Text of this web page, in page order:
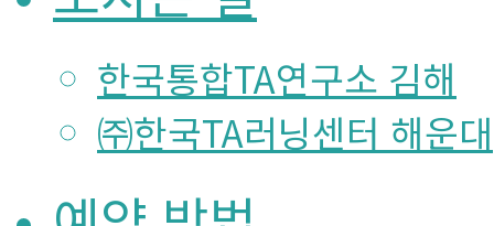
한국통합TA연구소 김해
㈜한국TA러닝센터 해운대